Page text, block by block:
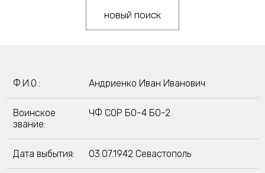
новый поиск
Ф.И.О.: Андриенко Иван Иванович
Воинское
звание:
ЧФ СОР БО-4 БО-2
Дата выбытия: 03.07.1942 Севастополь